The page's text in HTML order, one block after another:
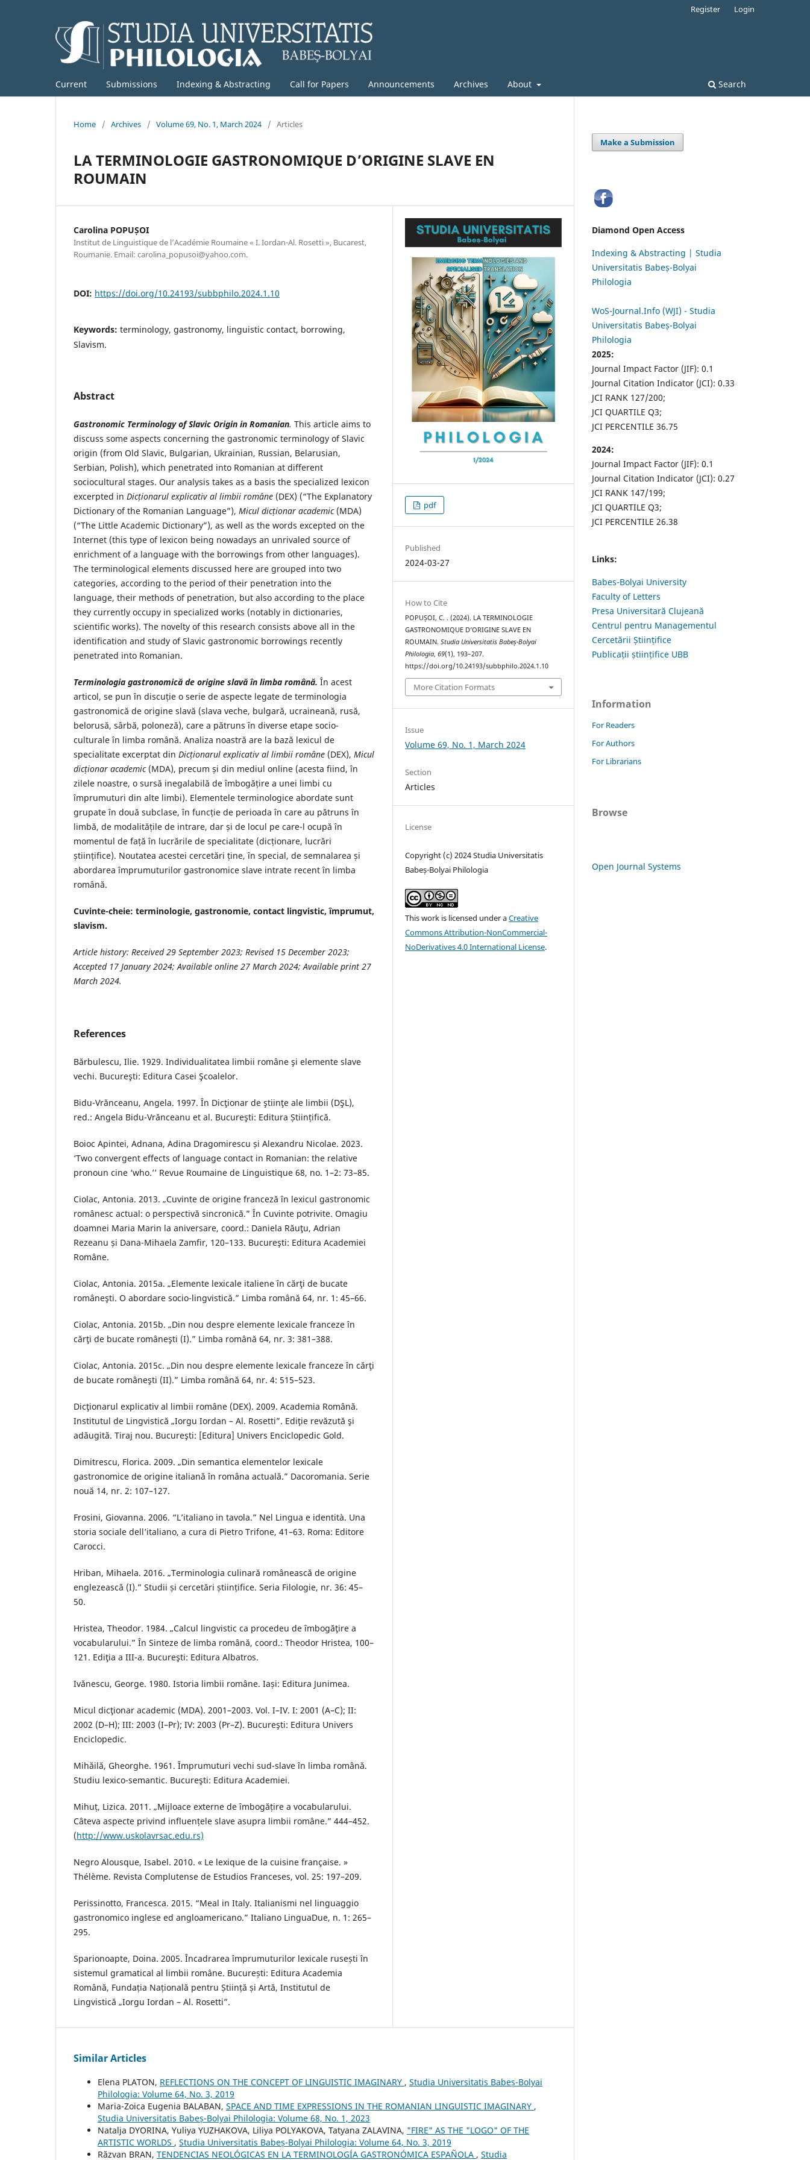
Current Submissions Indexing & Abstracting Call for Papers Announcements Archives About Search
Register Login
Home / Archives / Volume 69, No. 1, March 2024 / Articles
LA TERMINOLOGIE GASTRONOMIQUE D’ORIGINE SLAVE EN
ROUMAIN
Carolina POPUȘOI
Institut de Linguistique de lʼAcadémie Roumaine « I. Iordan-Al. Rosetti », Bucarest,
Roumanie. Email: carolina_popusoi@yahoo.com.
DOI: https://doi.org/10.24193/subbphilo.2024.1.10
Keywords: terminology, gastronomy, linguistic contact, borrowing,
Slavism.
Abstract
Gastronomic Terminology of Slavic Origin in Romanian. This article aims to
discuss some aspects concerning the gastronomic terminology of Slavic
origin (from Old Slavic, Bulgarian, Ukrainian, Russian, Belarusian,
Serbian, Polish), which penetrated into Romanian at different
sociocultural stages. Our analysis takes as a basis the specialized lexicon
excerpted in Dicționarul explicativ al limbii române (DEX) (“The Explanatory
Dictionary of the Romanian Language”), Micul dicționar academic(MDA)
(“The Little Academic Dictionary”), as well as the words excepted on the
Internet (this type of lexicon being nowadays an unrivaled source of
enrichment of a language with the borrowings from other languages).
The terminological elements discussed here are grouped into two
categories, according to the period of their penetration into the
language, their methods of penetration, but also according to the place
they currently occupy in specialized works (notably in dictionaries,
scientific works). The novelty of this research consists above all in the
identification and study of Slavic gastronomic borrowings recently
penetrated into Romanian.
Terminologia gastronomică de origine slavă în limba română. În acest
articol, se pun în discuție o serie de aspecte legate de terminologia
gastronomică de origine slavă (slava veche, bulgară, ucraineană, rusă,
belorusă, sârbă, poloneză), care a pătruns în diverse etape socio-
culturale în limba română. Analiza noastră are la bază lexicul de
specialitate excerptat din Dicționarul explicativ al limbii române (DEX), Micul
dicționar academic (MDA), precum și din mediul online (acesta fiind, în
zilele noastre, o sursă inegalabilă de îmbogățire a unei limbi cu
împrumuturi din alte limbi). Elementele terminologice abordate sunt
grupate în două subclase, în funcție de perioada în care au pătruns în
limbă, de modalitățile de intrare, dar și de locul pe care-l ocupă în
momentul de față în lucrările de specialitate (dicționare, lucrări
științifice). Noutatea acestei cercetări ține, în special, de semnalarea și
abordarea împrumuturilor gastronomice slave intrate recent în limba
română.
Cuvinte-cheie: terminologie, gastronomie, contact lingvistic, împrumut,
slavism.
Article history: Received 29 September 2023; Revised 15 December 2023;
Accepted 17 January 2024; Available online 27 March 2024; Available print 27
March 2024.
References
Bărbulescu, Ilie. 1929. Individualitatea limbii române şi elemente slave
vechi. Bucureşti: Editura Casei Şcoalelor.
Bidu-Vrănceanu, Angela. 1997. În Dicţionar de ştiinţe ale limbii (DŞL),
red.: Angela Bidu-Vrănceanu et al. Bucureşti: Editura Științifică.
Boioc Apintei, Adnana, Adina Dragomirescu și Alexandru Nicolae. 2023.
‘Two convergent effects of language contact in Romanian: the relative
pronoun cine ‘who.’’ Revue Roumaine de Linguistique 68, no. 1–2: 73–85.
Ciolac, Antonia. 2013. „Cuvinte de origine franceză în lexicul gastronomic
românesc actual: o perspectivă sincronică.” În Cuvinte potrivite. Omagiu
doamnei Maria Marin la aniversare, coord.: Daniela Răuţu, Adrian
Rezeanu și Dana-Mihaela Zamfir, 120–133. Bucureşti: Editura Academiei
Române.
Ciolac, Antonia. 2015a. „Elemente lexicale italiene în cărţi de bucate
româneşti. O abordare socio-lingvistică.” Limba română 64, nr. 1: 45–66.
Ciolac, Antonia. 2015b. „Din nou despre elemente lexicale franceze în
cărţi de bucate româneşti (I).” Limba română 64, nr. 3: 381–388.
Ciolac, Antonia. 2015c. „Din nou despre elemente lexicale franceze în cărţi
de bucate româneşti (II).” Limba română 64, nr. 4: 515–523.
Dicţionarul explicativ al limbii române (DEX). 2009. Academia Română.
Institutul de Lingvistică „Iorgu Iordan – Al. Rosetti”. Ediţie revăzută şi
adăugită. Tiraj nou. Bucureşti: [Editura] Univers Enciclopedic Gold.
Dimitrescu, Florica. 2009. „Din semantica elementelor lexicale
gastronomice de origine italiană în româna actuală.” Dacoromania. Serie
nouă 14, nr. 2: 107–127.
Frosini, Giovanna. 2006. “L’italiano in tavola.” Nel Lingua e identità. Una
storia sociale dell’italiano, a cura di Pietro Trifone, 41–63. Roma: Editore
Carocci.
Hriban, Mihaela. 2016. „Terminologia culinară românească de origine
englezească (I).” Studii și cercetări științifice. Seria Filologie, nr. 36: 45–
50.
Hristea, Theodor. 1984. „Calcul lingvistic ca procedeu de îmbogăţire a
vocabularului.” În Sinteze de limba română, coord.: Theodor Hristea, 100–
121. Ediţia a III-a. Bucureşti: Editura Albatros.
Ivănescu, George. 1980. Istoria limbii române. Iași: Editura Junimea.
Micul dicţionar academic (MDA). 2001–2003. Vol. I–IV. I: 2001 (A–C); II:
2002 (D–H); III: 2003 (I–Pr); IV: 2003 (Pr–Z). Bucureşti: Editura Univers
Enciclopedic.
Mihăilă, Gheorghe. 1961. Împrumuturi vechi sud-slave în limba română.
Studiu lexico-semantic. Bucureşti: Editura Academiei.
Mihuț, Lizica. 2011. „Mijloace externe de îmbogățire a vocabularului.
Câteva aspecte privind influențele slave asupra limbii române.” 444–452.
(http://www.uskolavrsac.edu.rs)
Negro Alousque, Isabel. 2010. « Le lexique de la cuisine française. »
Thélème. Revista Complutense de Estudios Franceses, vol. 25: 197–209.
Perissinotto, Francesca. 2015. “Meal in Italy. Italianismi nel linguaggio
gastronomico inglese ed angloamericano.” Italiano LinguaDue, n. 1: 265–
295.
Sparionoapte, Doina. 2005. Încadrarea împrumuturilor lexicale rusești în
sistemul gramatical al limbii române. București: Editura Academia
Română, Fundația Națională pentru Știință și Artă, Institutul de
Lingvistică „Iorgu Iordan – Al. Rosetti”.
pdf
Published
2024-03-27
How to Cite
POPUȘOI, C. . (2024). LA TERMINOLOGIE
GASTRONOMIQUE D’ORIGINE SLAVE EN
ROUMAIN.Studia Universitatis Babeș-Bolyai
Philologia,69(1), 193–207.
https://doi.org/10.24193/subbphilo.2024.1.10
More Citation Formats
Issue
Volume 69, No. 1, March 2024
Section
Articles
License
Copyright (c) 2024 Studia Universitatis
Babeș-Bolyai Philologia
This work is licensed under aCreative
Commons Attribution-NonCommercial-
NoDerivatives 4.0 International License.
Similar Articles
Elena PLATON, REFLECTIONS ON THE CONCEPT OF LINGUISTIC IMAGINARY , Studia Universitatis Babeș-Bolyai
Philologia: Volume 64, No. 3, 2019
Maria-Zoica Eugenia BALABAN, SPACE AND TIME EXPRESSIONS IN THE ROMANIAN LINGUISTIC IMAGINARY ,
Studia Universitatis Babeș-Bolyai Philologia: Volume 68, No. 1, 2023
Natalja DYORINA, Yuliya YUZHAKOVA, Liliya POLYAKOVA, Tatyana ZALAVINA, "FIRE" AS THE "LOGO" OF THE
ARTISTIC WORLDS , Studia Universitatis Babeș-Bolyai Philologia: Volume 64, No. 3, 2019
Răzvan BRAN, TENDENCIAS NEOLÓGICAS EN LA TERMINOLOGÍA GASTRONÓMICA ESPAÑOLA , Studia
Make a Submission
Diamond Open Access
Indexing & Abstracting | Studia
Universitatis Babeș-Bolyai
Philologia
WoS-Journal.Info (WJI) - Studia
Universitatis Babeș-Bolyai
Philologia
2025:
Journal Impact Factor (JIF): 0.1
Journal Citation Indicator (JCI): 0.33
JCI RANK 127/200;
JCI QUARTILE Q3;
JCI PERCENTILE 36.75
2024:
Journal Impact Factor (JIF): 0.1
Journal Citation Indicator (JCI): 0.27
JCI RANK 147/199;
JCI QUARTILE Q3;
JCI PERCENTILE 26.38
Links:
Babes-Bolyai University
Faculty of Letters
Presa Universitară Clujeană
Centrul pentru Managementul
Cercetării Științifice
Publicații științifice UBB
Information
For Readers
For Authors
For Librarians
Browse
Open Journal Systems